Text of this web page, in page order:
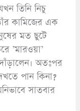
তিনি নিচু
কামিজের এক
মত ছুটে
’মারওয়া’
অতঃপর
পান কিনা?
সাতবার